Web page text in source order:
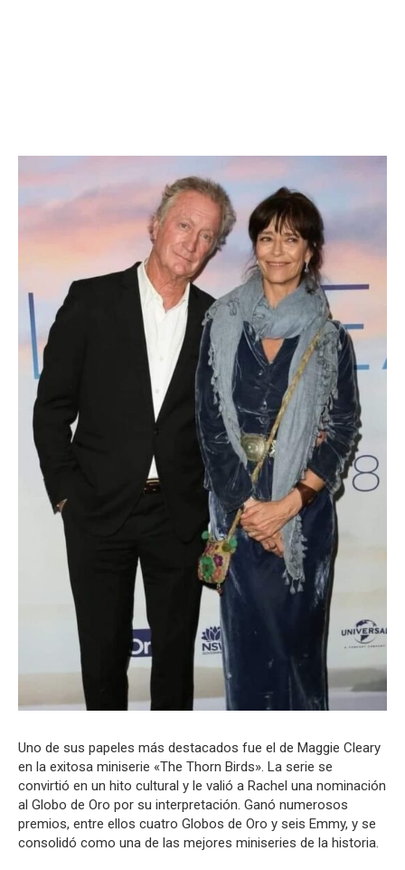
Uno de sus papeles más destacados fue el de Maggie Cleary
en la exitosa miniserie «The Thorn Birds». La serie se
convirtió en un hito cultural y le valió a Rachel una nominación
al Globo de Oro por su interpretación. Ganó numerosos
premios, entre ellos cuatro Globos de Oro y seis Emmy, y se
consolidó como una de las mejores miniseries de la historia.